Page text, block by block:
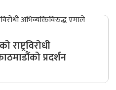
राष्ट्रविरोधी
प्रदर्शन